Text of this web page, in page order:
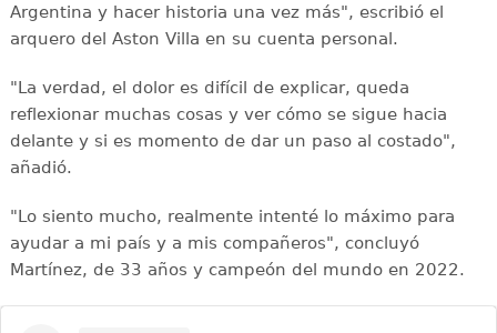
Argentina y hacer historia una vez más", escribió el
arquero del Aston Villa en su cuenta personal.
"La verdad, el dolor es difícil de explicar, queda
reflexionar muchas cosas y ver cómo se sigue hacia
delante y si es momento de dar un paso al costado",
añadió.
"Lo siento mucho, realmente intenté lo máximo para
ayudar a mi país y a mis compañeros", concluyó
Martínez, de 33 años y campeón del mundo en 2022.